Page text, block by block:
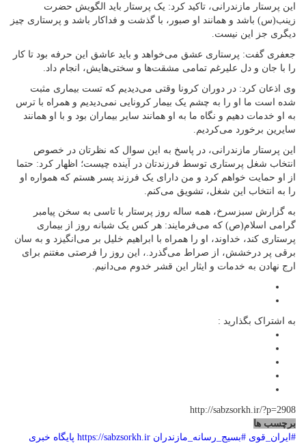
این پرستار مازندرانی، تاکید کرد: یک پرستار باید الگویش حضرت
زینب(س) باشد و همانند او صبور، با گذشت و فداکار باشد و پرستاری چیز
دیگری جز این نیست.
جعفری گفت: پرستاری عشق می‌خواهد و باید عاشق این حرفه بود تا کار
را با جان و دل علیرغم تمامی مشقت‌ها و سختی‌هایش، انجام داد.
وی اذعان کرد: در دوران کرونا وقتی می‌دیدیم که تست بیماری مثبت
شده است ما او را به چشم یک بیمار کرونایی نمی‌دیدیم و همراه با ترس
به او خدمات دهیم و نگاه ما به او همانند سایر بیماران بود و با او همانند
سایرین برخورد می‌کردیم.
این پرستار مازندرانی، در پاسخ به این سوال که نظرتان در خصوص
انتخاب شغل پرستاری توسط فرزندتان در آینده چیست؛ اظهار کرد: حتما
از او حمایت خواهم کرد و من دارای یک فرزند پسر هستم که همواره او
را به انتخاب این شغل، تشویق می‌کنم.
به گزارش سبزسرخ، همه ساله روز پرستار با تاسی به سخن پیامبر
گرامی اسلام(ص) که می‌فرمایند: هر کس یک شبانه روز از بیماری
پرستاری کند، خداوند، او را همراه با ابراهیم خلیل بر می‌انگیزد و به سان
برقی پر درخشش، از صراط می‌گذرد.، این روز را فرصتی مغتنم برای
ارج نهادن به خدمات و ایثار این قشر خدوم می‌دانیم.
به اشتراک بگذارید :
http://sabzsorkh.ir/?p=2908
برچسب ها
#ایران_قوی #بسیج_رسانه_مازندران https://sabzsorkh.ir پایگاه خبری